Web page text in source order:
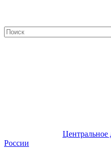
Центральное
России